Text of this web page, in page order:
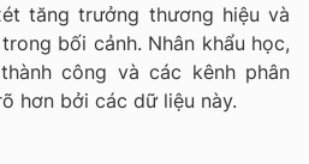
tăng trưởng thương hiệu và
bối cảnh. Nhân khẩu học,
công và các kênh phân
hơn bởi các dữ liệu này.